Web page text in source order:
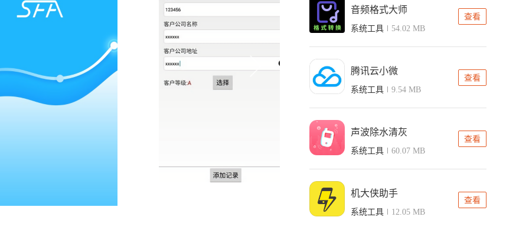
音频格式大师
系统工具 54.02 MB
查看
腾讯云小微
系统工具 9.54 MB
查看
声波除水清灰
系统工具 60.07 MB
查看
机大侠助手
系统工具 12.05 MB
查看